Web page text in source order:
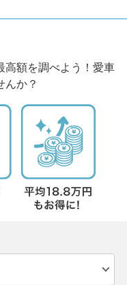
高額を調べよう！愛車
んか？